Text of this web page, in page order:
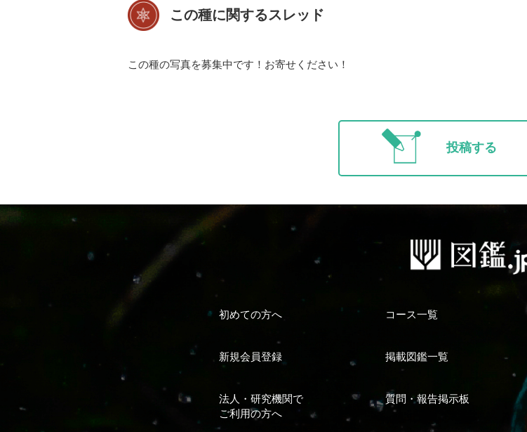
この種に関するスレッド
この種の写真を募集中です！お寄せください！
投稿する
初めての方へ コース一覧
新規会員登録 掲載図鑑一覧
法人・研究機関で
ご利用の方へ
質問・報告掲示板